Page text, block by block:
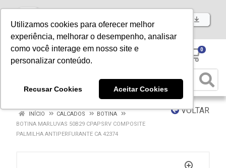
Utilizamos cookies para oferecer melhor
experiência, melhorar o desempenho, analisar
como você interage em nosso site e
personalizar conteúdo.
Recusar Cookies Aceitar Cookies
Baixe já nosso APP
0
VOLTAR
INÍCIO CALCADOS
BOTINA
BOTINA MARLUVAS 50B29 CPAPSRV COMPOSITE
PALMILHA ANTIPERFURANTE CA 42374